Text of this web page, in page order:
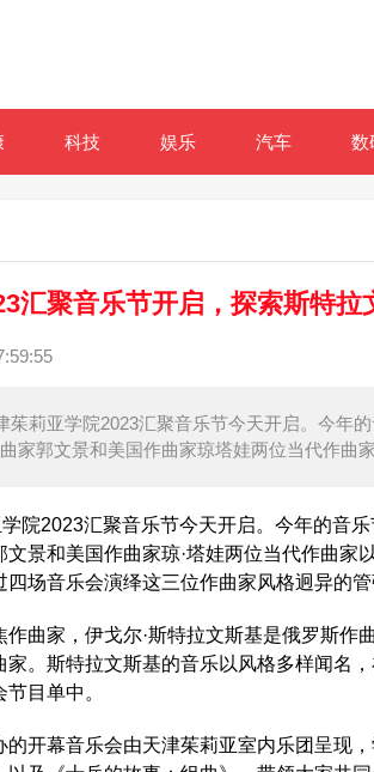
科技 娱乐 汽车 数
汇聚音乐节开启，探索斯特拉
茱莉亚学院2023汇聚音乐节今天开启。今年
家郭文景和美国作曲家琼塔娃两位当代作曲
2023汇聚音乐节今天开启。今年的音乐
景和美国作曲家琼·塔娃两位当代作曲家
场音乐会演绎这三位作曲家风格迥异的管
家，伊戈尔·斯特拉文斯基是俄罗斯作
。斯特拉文斯基的音乐以风格多样闻名
目单中。
幕音乐会由天津茱莉亚室内乐团呈现，